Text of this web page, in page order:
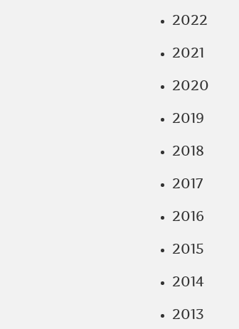
2022
2021
2020
2019
2018
2017
2016
2015
2014
2013